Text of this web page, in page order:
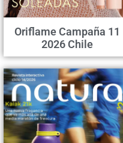
Oriflame Campaña 11
2026 Chile